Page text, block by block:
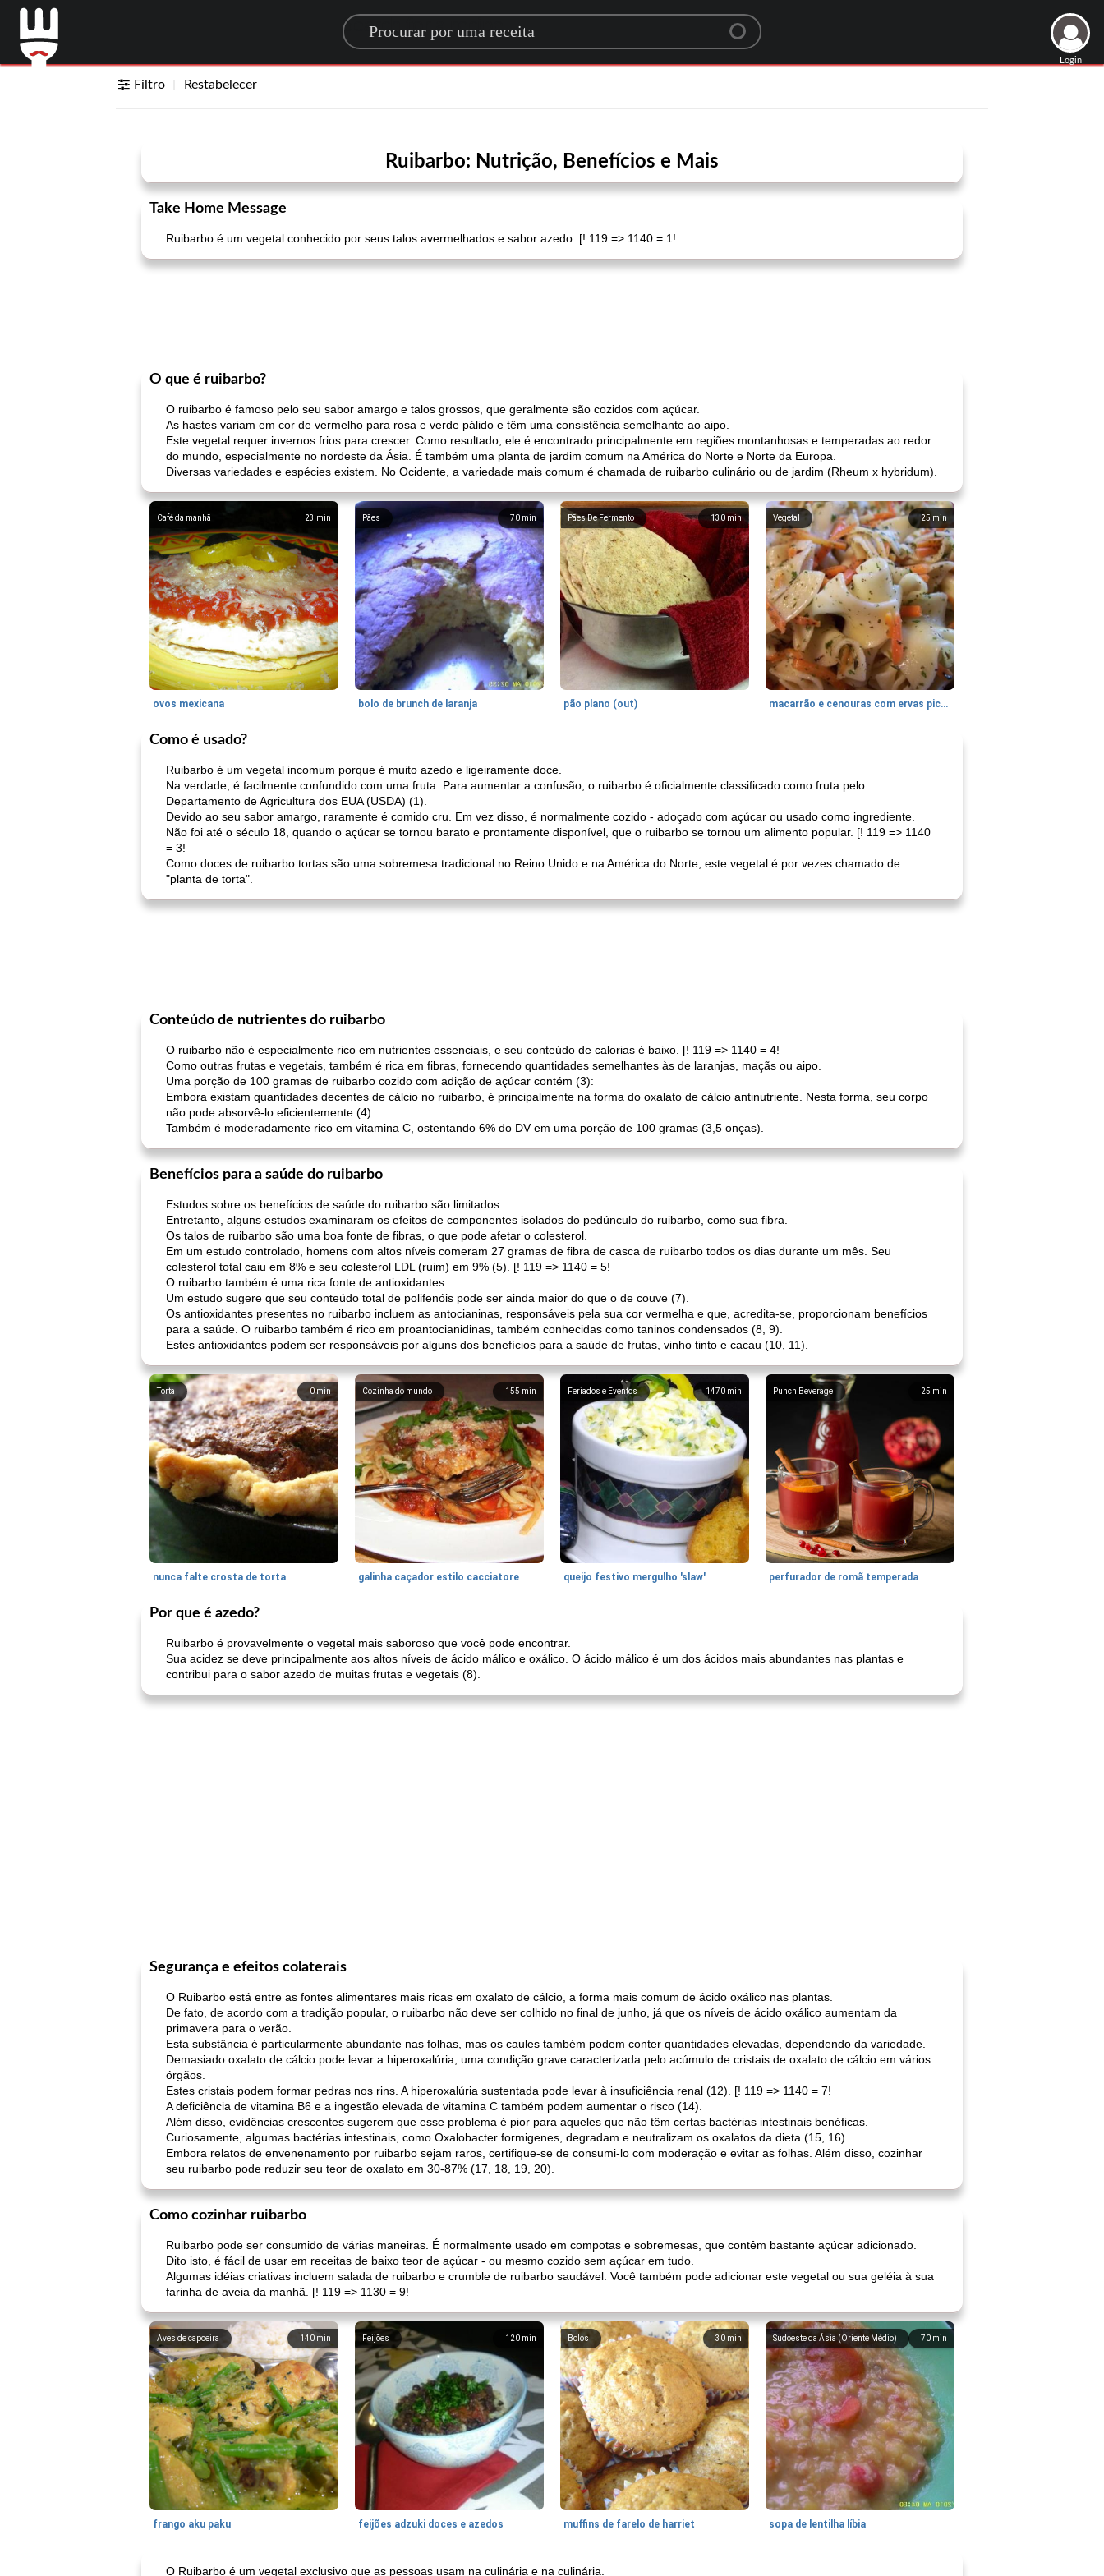
Search for a recipe
Login
Filtro Restabelecer
Ruibarbo: Nutrição, Benefícios e Mais
Take Home Message
Ruibarbo é um vegetal conhecido por seus talos avermelhados e sabor azedo. [! 119 => 1140 = 1!
O que é ruibarbo?
O ruibarbo é famoso pelo seu sabor amargo e talos grossos, que geralmente são cozidos com açúcar.
As hastes variam em cor de vermelho para rosa e verde pálido e têm uma consistência semelhante ao aipo.
Este vegetal requer invernos frios para crescer. Como resultado, ele é encontrado principalmente em regiões montanhosas e temperadas ao redor
do mundo, especialmente no nordeste da Ásia. É também uma planta de jardim comum na América do Norte e Norte da Europa.
Diversas variedades e espécies existem. No Ocidente, a variedade mais comum é chamada de ruibarbo culinário ou de jardim (Rheum x hybridum).
23 min
Café da manhã
ovos mexicana
70 min
Pães
bolo de brunch de laranja
130 min
Pães De Fermento
pão plano (out)
25 min
Vegetal
macarrão e cenouras com ervas picadas
Como é usado?
Ruibarbo é um vegetal incomum porque é muito azedo e ligeiramente doce.
Na verdade, é facilmente confundido com uma fruta. Para aumentar a confusão, o ruibarbo é oficialmente classificado como fruta pelo
Departamento de Agricultura dos EUA (USDA) (1).
Devido ao seu sabor amargo, raramente é comido cru. Em vez disso, é normalmente cozido - adoçado com açúcar ou usado como ingrediente.
Não foi até o século 18, quando o açúcar se tornou barato e prontamente disponível, que o ruibarbo se tornou um alimento popular. [! 119 => 1140
= 3!
Como doces de ruibarbo tortas são uma sobremesa tradicional no Reino Unido e na América do Norte, este vegetal é por vezes chamado de
"planta de torta".
Conteúdo de nutrientes do ruibarbo
O ruibarbo não é especialmente rico em nutrientes essenciais, e seu conteúdo de calorias é baixo. [! 119 => 1140 = 4!
Como outras frutas e vegetais, também é rica em fibras, fornecendo quantidades semelhantes às de laranjas, maçãs ou aipo.
Uma porção de 100 gramas de ruibarbo cozido com adição de açúcar contém (3):
Embora existam quantidades decentes de cálcio no ruibarbo, é principalmente na forma do oxalato de cálcio antinutriente. Nesta forma, seu corpo
não pode absorvê-lo eficientemente (4).
Também é moderadamente rico em vitamina C, ostentando 6% do DV em uma porção de 100 gramas (3,5 onças).
Benefícios para a saúde do ruibarbo
Estudos sobre os benefícios de saúde do ruibarbo são limitados.
Entretanto, alguns estudos examinaram os efeitos de componentes isolados do pedúnculo do ruibarbo, como sua fibra.
Os talos de ruibarbo são uma boa fonte de fibras, o que pode afetar o colesterol.
Em um estudo controlado, homens com altos níveis comeram 27 gramas de fibra de casca de ruibarbo todos os dias durante um mês. Seu
colesterol total caiu em 8% e seu colesterol LDL (ruim) em 9% (5). [! 119 => 1140 = 5!
O ruibarbo também é uma rica fonte de antioxidantes.
Um estudo sugere que seu conteúdo total de polifenóis pode ser ainda maior do que o de couve (7).
Os antioxidantes presentes no ruibarbo incluem as antocianinas, responsáveis ​​pela sua cor vermelha e que, acredita-se, proporcionam benefícios
para a saúde. O ruibarbo também é rico em proantocianidinas, também conhecidas como taninos condensados ​​(8, 9).
Estes antioxidantes podem ser responsáveis ​​por alguns dos benefícios para a saúde de frutas, vinho tinto e cacau (10, 11).
0min
Torta
nunca falte crosta de torta
155 min
Cozinha do mundo
galinha caçador estilo cacciatore
1470 min
Feriados e Eventos
queijo festivo mergulho 'slaw'
25 min
Punch Beverage
perfurador de romã temperada
Por que é azedo?
Ruibarbo é provavelmente o vegetal mais saboroso que você pode encontrar.
Sua acidez se deve principalmente aos altos níveis de ácido málico e oxálico. O ácido málico é um dos ácidos mais abundantes nas plantas e
contribui para o sabor azedo de muitas frutas e vegetais (8).
Segurança e efeitos colaterais
O Ruibarbo está entre as fontes alimentares mais ricas em oxalato de cálcio, a forma mais comum de ácido oxálico nas plantas.
De fato, de acordo com a tradição popular, o ruibarbo não deve ser colhido no final de junho, já que os níveis de ácido oxálico aumentam da
primavera para o verão.
Esta substância é particularmente abundante nas folhas, mas os caules também podem conter quantidades elevadas, dependendo da variedade.
Demasiado oxalato de cálcio pode levar a hiperoxalúria, uma condição grave caracterizada pelo acúmulo de cristais de oxalato de cálcio em vários
órgãos.
Estes cristais podem formar pedras nos rins. A hiperoxalúria sustentada pode levar à insuficiência renal (12). [! 119 => 1140 = 7!
A deficiência de vitamina B6 e a ingestão elevada de vitamina C também podem aumentar o risco (14).
Além disso, evidências crescentes sugerem que esse problema é pior para aqueles que não têm certas bactérias intestinais benéficas.
Curiosamente, algumas bactérias intestinais, como Oxalobacter formigenes, degradam e neutralizam os oxalatos da dieta (15, 16).
Embora relatos de envenenamento por ruibarbo sejam raros, certifique-se de consumi-lo com moderação e evitar as folhas. Além disso, cozinhar
seu ruibarbo pode reduzir seu teor de oxalato em 30-87% (17, 18, 19, 20).
Como cozinhar ruibarbo
Ruibarbo pode ser consumido de várias maneiras. É normalmente usado em compotas e sobremesas, que contêm bastante açúcar adicionado.
Dito isto, é fácil de usar em receitas de baixo teor de açúcar - ou mesmo cozido sem açúcar em tudo.
Algumas idéias criativas incluem salada de ruibarbo e crumble de ruibarbo saudável. Você também pode adicionar este vegetal ou sua geléia à sua
farinha de aveia da manhã. [! 119 => 1130 = 9!
140 min
Aves de capoeira
frango aku paku
120 min
Feijões
feijões adzuki doces e azedos
30 min
Bolos
muffins de farelo de harriet
70 min
Sudoeste da Ásia (Oriente Médio)
sopa de lentilha líbia
O Ruibarbo é um vegetal exclusivo que as pessoas usam na culinária e na culinária.